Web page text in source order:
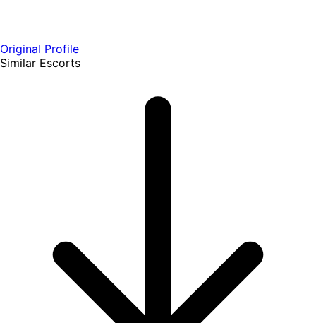
Original Profile
Similar Escorts